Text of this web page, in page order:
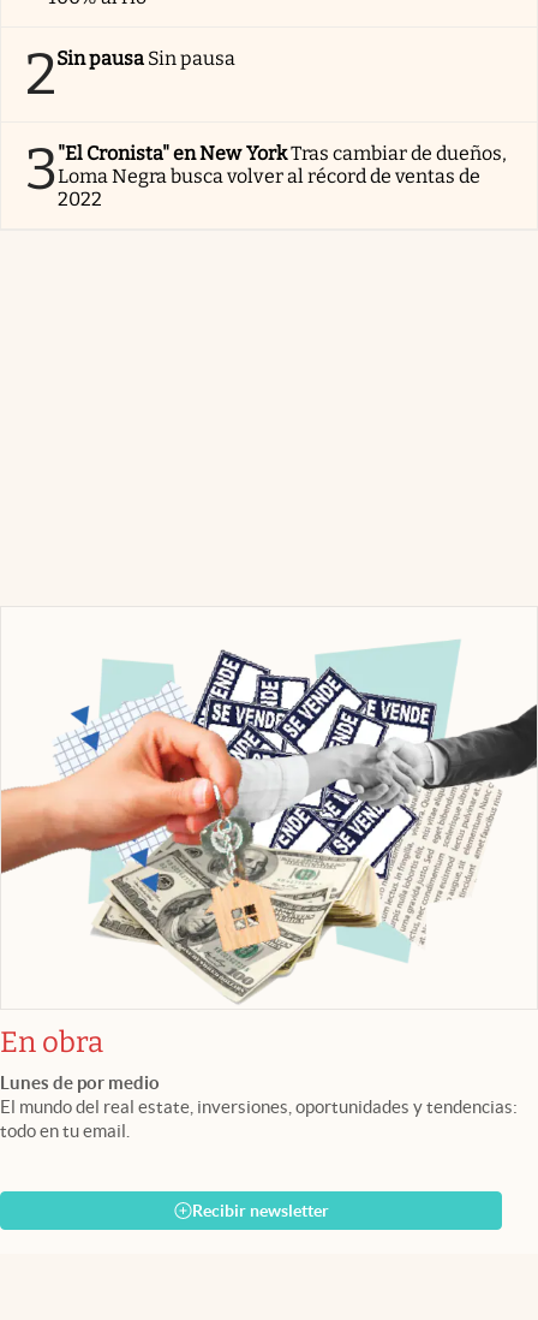
2Sin pausa Sin pausa
3"El Cronista" en New YorkTras cambiar de dueños,
Loma Negra busca volver al récord de ventas de
2022
En obra
Lunes de por medio
El mundo del real estate, inversiones, oportunidades y tendencias:
todo en tu email.
Recibir newsletter